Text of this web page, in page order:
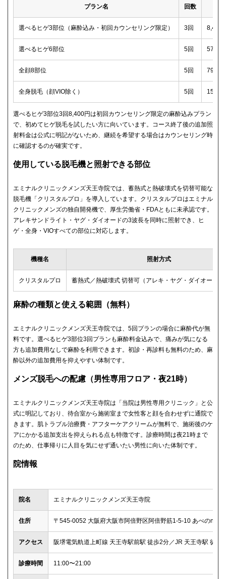
プラン名 回数
選べるヒゲ3部位（麻酔込み・初回カウンセリング限定） 3回 8,400
選べるヒゲ6部位 5回
全顔8部位 5回
全身脱毛（顔VIO除く） 5回
選べるヒゲ3部位3回8,400円は初回カウンセリング限定の麻酔込みプラン
で、初めてヒゲ脱毛を試したい方に向いています。コース終了後の追加照
射料金は公式に明記がないため、継続を希望する場合はカウンセリング時
に確認するのが確実です。
使用している脱毛機と照射できる部位
エミナルクリニックメンズ天王寺院では、蓄熱式と熱破壊式を切替可能な
脱毛機「クリスタルプロ」を導入しています。クリスタルプロはエミナル
クリニックメンズの独自開発機で、厚生労働省・FDAともに未承認です。
アレキサンドライト・ヤグ・ダイオードの3波長を同時に照射でき、ヒ
ゲ・全身・VIOすべての部位に対応します。
機種名 照射方式
クリスタルプロ 蓄熱式／熱破壊式 切替可（アレキ・ヤグ・ダイオード
麻酔の種類と使える範囲（無料）
エミナルクリニックメンズ天王寺院では、5回プランの場合に麻酔代が無
料です。選べるヒゲ3部位3回プランも麻酔料金込みで、痛みが気になる
方も追加費用なしで麻酔を利用できます。初診・再診料も無料のため、麻
酔以外の追加費用を抑えやすい体制です。
メンズ脱毛への配慮（男性専用フロア・夜21時）
エミナルクリニックメンズ天王寺院は「当院は男性専用クリニック」と公
式に明記しており、待合室から施術室まで女性客と顔を合わせずに通院で
きます。肌トラブル治療費・アフターケアクリームが無料で、施術後のケ
アにかかる追加支出を抑えられる点も特徴です。診療時間は夜21時まで
のため、仕事帰りに人目を気にせず通いたい男性に向いた体制です。
院情報
院名 エミナルクリニックメンズ天王寺院
住所 〒545-0052 大阪府大阪市阿倍野区阿倍野筋1-5-10 あべの
アクセス 阪堺電気軌道上町線 天王寺駅前駅 徒歩2分／JR 天王寺駅 徒
診療時間 11:00〜21:00